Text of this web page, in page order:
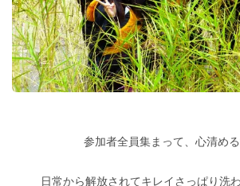
参加者全員集まって、心清める
日常から解放されてキレイさっぱり洗